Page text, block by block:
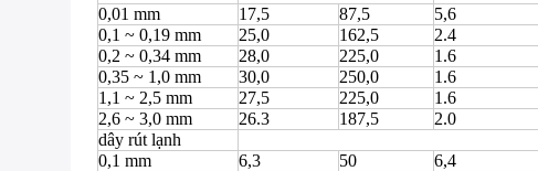
0,01 mm
17,5 87,5 5,6
0,1 ~ 0,19 mm 25,0 162,5
2.4
0,2 ~ 0,34 mm
28,0 225,0
1.6
0,35 ~ 1,0 mm
30,0 250,0
1.6
1,1 ~ 2,5 mm
27,5 225,0
1.6
2,6 ~ 3,0 mm
26.3 187,5
2.0
dây rút lạnh
0,1 mm
6,3 50
6,4